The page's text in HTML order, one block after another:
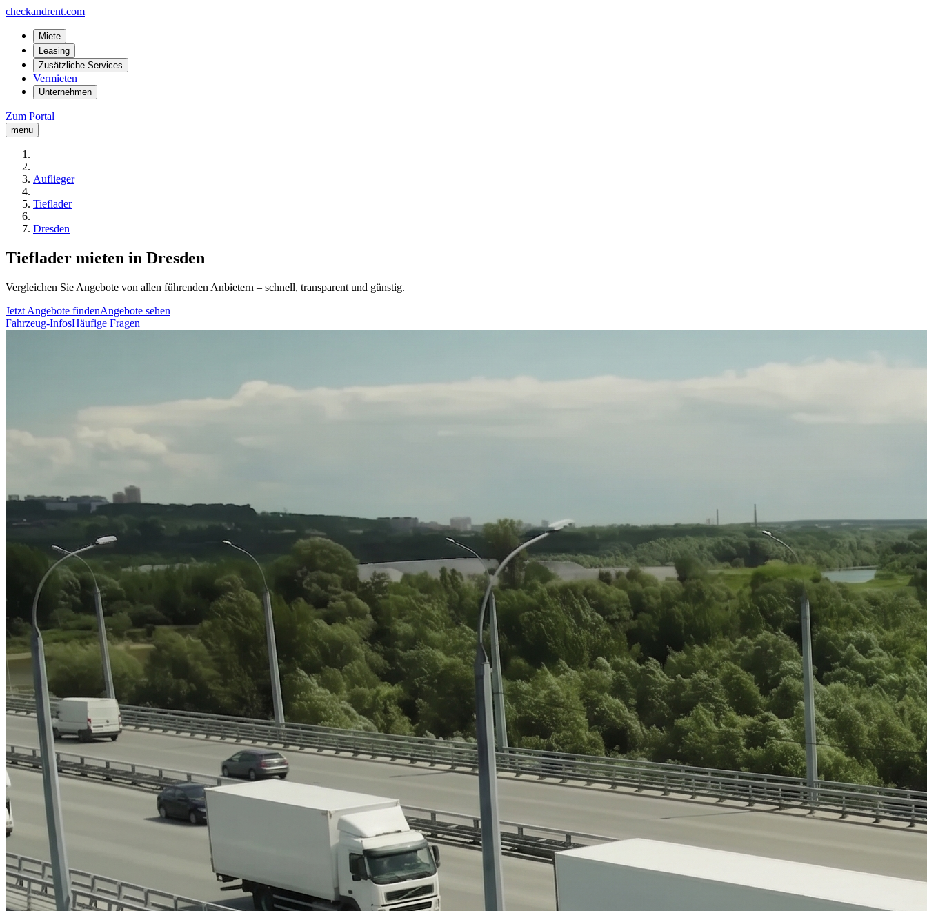
checkandrent.com
Miete
Leasing
Zusätzliche Services
Vermieten
Unternehmen
Zum Portal
menu
Auflieger
Tieflader
Dresden
Tieflader mieten in Dresden
Vergleichen Sie Angebote von allen führenden Anbietern – schnell, transparent und günstig.
Jetzt Angebote findenAngebote sehen
Fahrzeug-InfosHäufige Fragen